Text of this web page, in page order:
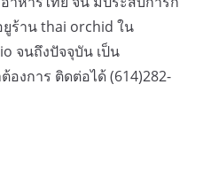
ยูร้าน thai orchid ใน
จนถึงปัจจุบัน เป็น
องการ ติดต่อได้ (614)282-